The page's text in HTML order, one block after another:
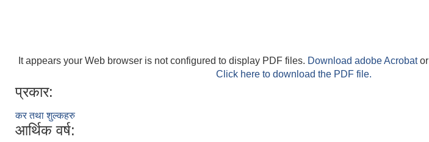
It appears your Web browser is not configured to display PDF files. Download adobe Acrobator
Click here to download the PDF file.
प्रकार:
कर तथा शुल्कहरु
आर्थिक वर्ष: